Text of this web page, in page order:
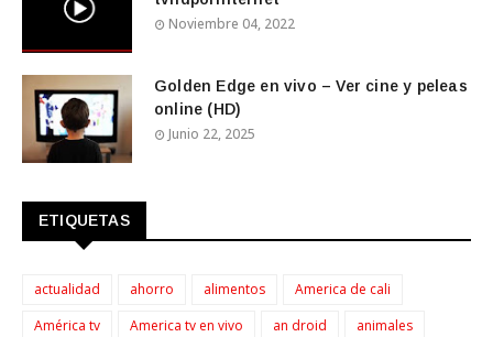
Noviembre 04, 2022
Golden Edge en vivo – Ver cine y peleas
online (HD)
Junio 22, 2025
ETIQUETAS
actualidad ahorro alimentos
America de cali
América tv
America tv en vivo an droid animales